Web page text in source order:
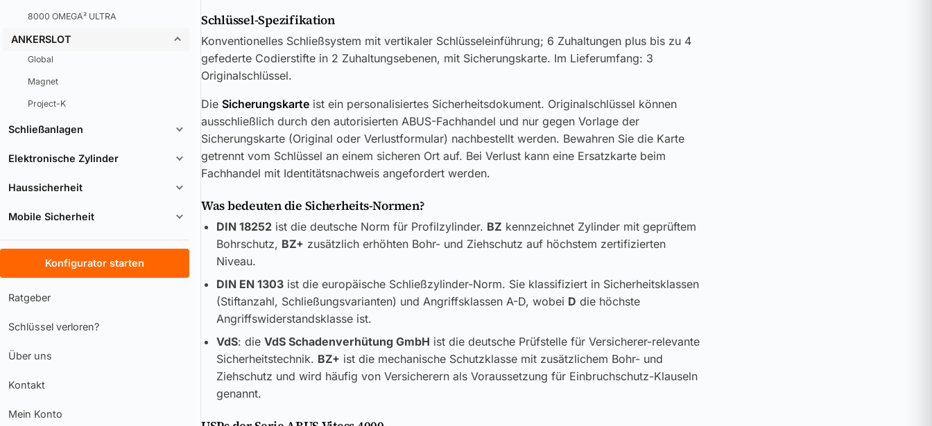
8000 OMEGA² ULTRA
ANKERSLOT
Global
Magnet
Project-K
Schließanlagen
Elektronische Zylinder
Haussicherheit
Mobile Sicherheit
Konfigurator starten
Ratgeber
Schlüssel verloren?
Über uns
Kontakt
Mein Konto
Schlüssel-Spezifikation
Konventionelles Schließsystem mit vertikaler Schlüsseleinführung; 6 Zuhaltungen plus bis zu 4
gefederte Codierstifte in 2 Zuhaltungsebenen, mit Sicherungskarte. Im Lieferumfang: 3
Originalschlüssel.
Die Sicherungskarte ist ein personalisiertes Sicherheitsdokument. Originalschlüssel können
ausschließlich durch den autorisierten ABUS-Fachhandel und nur gegen Vorlage der
Sicherungskarte (Original oder Verlustformular) nachbestellt werden. Bewahren Sie die Karte
getrennt vom Schlüssel an einem sicheren Ort auf. Bei Verlust kann eine Ersatzkarte beim
Fachhandel mit Identitätsnachweis angefordert werden.
Was bedeuten die Sicherheits-Normen?
DIN 18252ist die deutsche Norm für Profilzylinder. BZ kennzeichnet Zylinder mit geprüftem
Bohrschutz, BZ+ zusätzlich erhöhten Bohr- und Ziehschutz auf höchstem zertifizierten
Niveau.
DIN EN 1303ist die europäische Schließzylinder-Norm. Sie klassifiziert in Sicherheitsklassen
(Stiftanzahl, Schließungsvarianten) und Angriffsklassen A-D, wobei D die höchste
Angriffswiderstandsklasse ist.
VdS: die VdS Schadenverhütung GmbH ist die deutsche Prüfstelle für Versicherer-relevante
Sicherheitstechnik. BZ+ ist die mechanische Schutzklasse mit zusätzlichem Bohr- und
Ziehschutz und wird häufig von Versicherern als Voraussetzung für Einbruchschutz-Klauseln
genannt.